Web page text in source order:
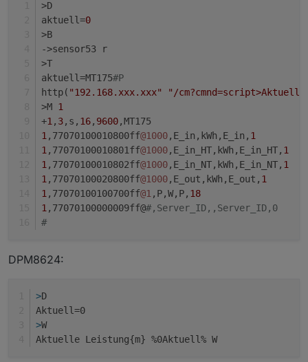
Vmax=60
Cmax=24
v=0
V=0
c=0
C=0
SW=0
WS=0
rV="01060000"
>D
aktuell=0
>B
->sensor53 r
>T
aktuell=MT175#P
http( "192.168.xxx.xxx"
"/
>M 1
+1, 3,s, 16, 9600,MT175
1,77070100010800ff@1000,E_in,kWh,E_in, 1
1,77070100010801ff@1000,E_in_HT,kWh,E_in_HT, 1
1,77070100010802ff@1000,E_in_NT,kWh,E_in_NT, 1
1,77070100020800ff@1000,E_out,kWh,E_out, 1
1,77070100100700ff@1,P,W,P, 18
1,77070100000009ff@#,Server_ID,,Server_ID,0
#
DPM8624:
>D
Aktuell=0
>W
Aktuelle Leistung{m} %0Aktuell% W